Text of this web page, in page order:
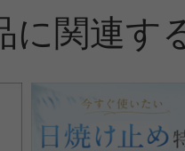
に関連す